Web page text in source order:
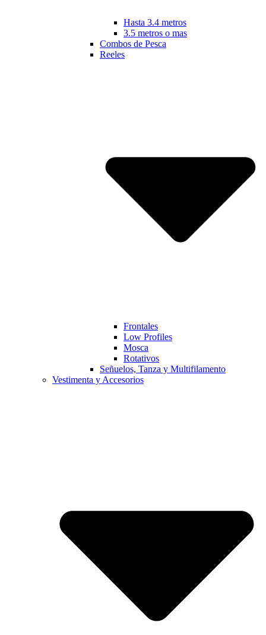
Hasta 3.4 metros
3.5 metros o mas
Combos de Pesca
Reeles
Frontales
Low Profiles
Mosca
Rotativos
Señuelos, Tanza y Multifilamento
Vestimenta y Accesorios